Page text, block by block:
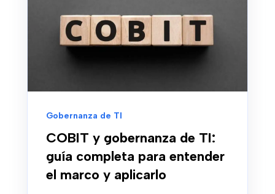
Gobernanza de TI
COBIT y gobernanza de TI:
guía completa para entender
el marco y aplicarlo